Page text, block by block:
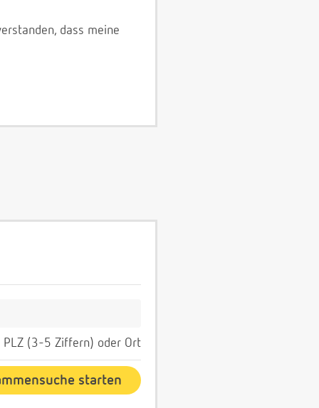
dass meine
PLZ (3-5 Ziffern) oder Ort